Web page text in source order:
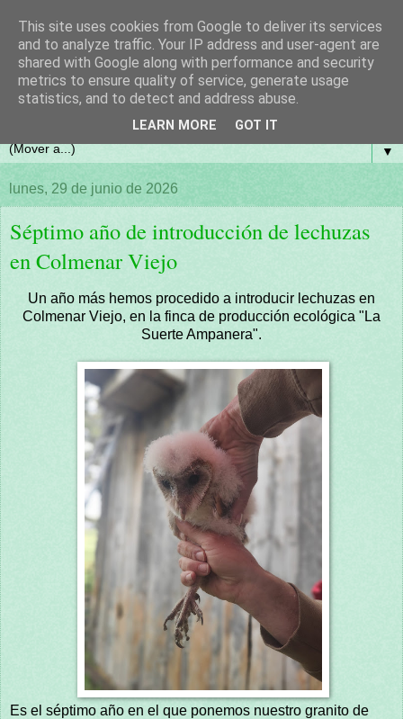
▼
lunes, 29 de junio de 2026
Séptimo año de introducción de lechuzas
en Colmenar Viejo
Un año más hemos procedido a introducir lechuzas en
Colmenar Viejo, en la finca de producción ecológica "La
Suerte Ampanera".
Es el séptimo año en el que ponemos nuestro granito de
This site uses cookies from Google to deliver its services
and to analyze traffic. Your IP address and user-agent are
shared with Google along with performance and security
metrics to ensure quality of service, generate usage
statistics, and to detect and address abuse.
LEARN MORE GOT IT